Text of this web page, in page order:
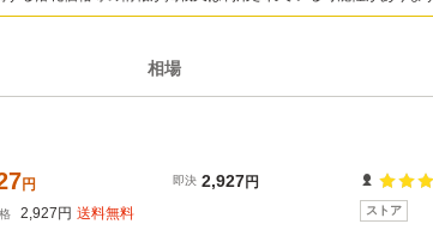
相場
円 即決 2,927円
2,927 円 送料無料 ストア